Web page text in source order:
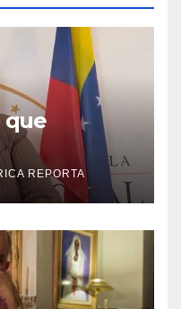
que
REPORTA